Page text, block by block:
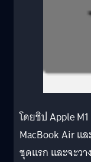
โดยชิป Apple
MacBook Air แ
ชุดแรก และจะวา